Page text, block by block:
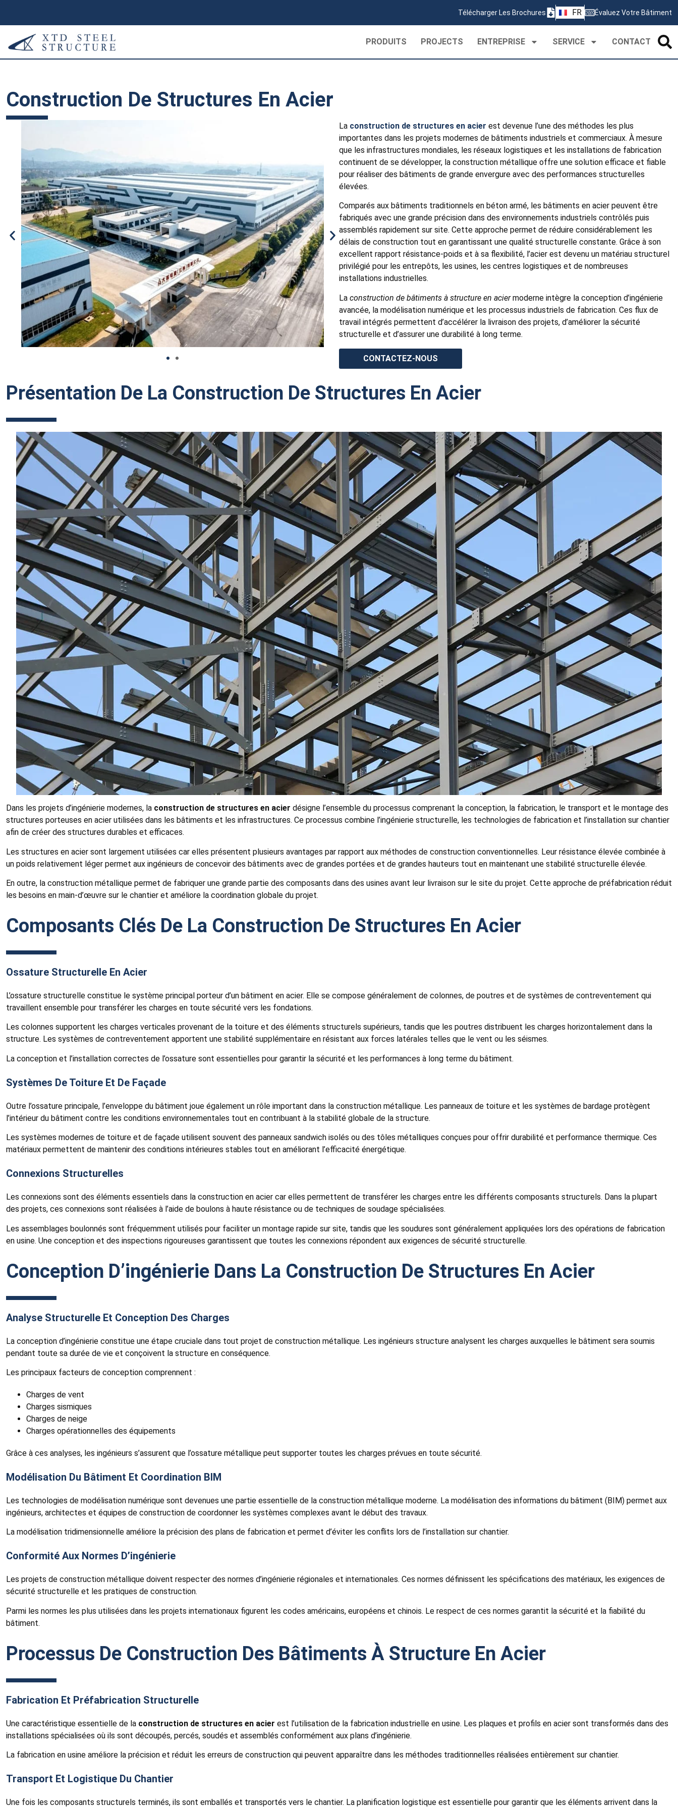
Télécharger Les Brochures FR
PT
Évaluez Votre Bâtiment
PRODUITS PROJECTS ENTREPRISE SERVICE CONTACT
Construction De Structures En Acier
La construction de structures en acier est devenue l’une des méthodes les plus
importantes dans les projets modernes de bâtiments industriels et commerciaux. À mesure
que les infrastructures mondiales, les réseaux logistiques et les installations de fabrication
continuent de se développer, la construction métallique offre une solution efficace et fiable
pour réaliser des bâtiments de grande envergure avec des performances structurelles
élevées.
Comparés aux bâtiments traditionnels en béton armé, les bâtiments en acier peuvent être
fabriqués avec une grande précision dans des environnements industriels contrôlés puis
assemblés rapidement sur site. Cette approche permet de réduire considérablement les
délais de construction tout en garantissant une qualité structurelle constante. Grâce à son
excellent rapport résistance-poids et à sa flexibilité, l’acier est devenu un matériau structurel
privilégié pour les entrepôts, les usines, les centres logistiques et de nombreuses
installations industrielles.
La construction de bâtiments à structure en aciermoderne intègre la conception d’ingénierie
avancée, la modélisation numérique et les processus industriels de fabrication. Ces flux de
travail intégrés permettent d’accélérer la livraison des projets, d’améliorer la sécurité
structurelle et d’assurer une durabilité à long terme.
CONTACTEZ-NOUS
Présentation De La Construction De Structures En Acier
Dans les projets d’ingénierie modernes, la construction de structures en acier désigne l’ensemble du processus comprenant la conception, la fabrication, le transport et le montage des
structures porteuses en acier utilisées dans les bâtiments et les infrastructures. Ce processus combine l’ingénierie structurelle, les technologies de fabrication et l’installation sur chantier
afin de créer des structures durables et efficaces.
Les structures en acier sont largement utilisées car elles présentent plusieurs avantages par rapport aux méthodes de construction conventionnelles. Leur résistance élevée combinée à
un poids relativement léger permet aux ingénieurs de concevoir des bâtiments avec de grandes portées et de grandes hauteurs tout en maintenant une stabilité structurelle élevée.
En outre, la construction métallique permet de fabriquer une grande partie des composants dans des usines avant leur livraison sur le site du projet. Cette approche de préfabrication réduit
les besoins en main-d’œuvre sur le chantier et améliore la coordination globale du projet.
Composants Clés De La Construction De Structures En Acier
Ossature Structurelle En Acier
L’ossature structurelle constitue le système principal porteur d’un bâtiment en acier. Elle se compose généralement de colonnes, de poutres et de systèmes de contreventement qui
travaillent ensemble pour transférer les charges en toute sécurité vers les fondations.
Les colonnes supportent les charges verticales provenant de la toiture et des éléments structurels supérieurs, tandis que les poutres distribuent les charges horizontalement dans la
structure. Les systèmes de contreventement apportent une stabilité supplémentaire en résistant aux forces latérales telles que le vent ou les séismes.
La conception et l’installation correctes de l’ossature sont essentielles pour garantir la sécurité et les performances à long terme du bâtiment.
Systèmes De Toiture Et De Façade
Outre l’ossature principale, l’enveloppe du bâtiment joue également un rôle important dans la construction métallique. Les panneaux de toiture et les systèmes de bardage protègent
l’intérieur du bâtiment contre les conditions environnementales tout en contribuant à la stabilité globale de la structure.
Les systèmes modernes de toiture et de façade utilisent souvent des panneaux sandwich isolés ou des tôles métalliques conçues pour offrir durabilité et performance thermique. Ces
matériaux permettent de maintenir des conditions intérieures stables tout en améliorant l’efficacité énergétique.
Connexions Structurelles
Les connexions sont des éléments essentiels dans la construction en acier car elles permettent de transférer les charges entre les différents composants structurels. Dans la plupart
des projets, ces connexions sont réalisées à l’aide de boulons à haute résistance ou de techniques de soudage spécialisées.
Les assemblages boulonnés sont fréquemment utilisés pour faciliter un montage rapide sur site, tandis que les soudures sont généralement appliquées lors des opérations de fabrication
en usine. Une conception et des inspections rigoureuses garantissent que toutes les connexions répondent aux exigences de sécurité structurelle.
Conception D’ingénierie Dans La Construction De Structures En Acier
Analyse Structurelle Et Conception Des Charges
La conception d’ingénierie constitue une étape cruciale dans tout projet de construction métallique. Les ingénieurs structure analysent les charges auxquelles le bâtiment sera soumis
pendant toute sa durée de vie et conçoivent la structure en conséquence.
Les principaux facteurs de conception comprennent :
Charges de vent
Charges sismiques
Charges de neige
Charges opérationnelles des équipements
Grâce à ces analyses, les ingénieurs s’assurent que l’ossature métallique peut supporter toutes les charges prévues en toute sécurité.
Modélisation Du Bâtiment Et Coordination BIM
Les technologies de modélisation numérique sont devenues une partie essentielle de la construction métallique moderne. La modélisation des informations du bâtiment (BIM) permet aux
ingénieurs, architectes et équipes de construction de coordonner les systèmes complexes avant le début des travaux.
La modélisation tridimensionnelle améliore la précision des plans de fabrication et permet d’éviter les conflits lors de l’installation sur chantier.
Conformité Aux Normes D’ingénierie
Les projets de construction métallique doivent respecter des normes d’ingénierie régionales et internationales. Ces normes définissent les spécifications des matériaux, les exigences de
sécurité structurelle et les pratiques de construction.
Parmi les normes les plus utilisées dans les projets internationaux figurent les codes américains, européens et chinois. Le respect de ces normes garantit la sécurité et la fiabilité du
bâtiment.
Processus De Construction Des Bâtiments À Structure En Acier
Fabrication Et Préfabrication Structurelle
Une caractéristique essentielle de la construction de structures en acier est l’utilisation de la fabrication industrielle en usine. Les plaques et profils en acier sont transformés dans des
installations spécialisées où ils sont découpés, percés, soudés et assemblés conformément aux plans d’ingénierie.
La fabrication en usine améliore la précision et réduit les erreurs de construction qui peuvent apparaître dans les méthodes traditionnelles réalisées entièrement sur chantier.
Transport Et Logistique Du Chantier
Une fois les composants structurels terminés, ils sont emballés et transportés vers le chantier. La planification logistique est essentielle pour garantir que les éléments arrivent dans la